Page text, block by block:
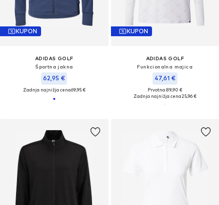
KUPON
ADIDAS GOLF
Športna jakna
62,95 €
Zadnja najnižja cena69,95 €
KUPON
ADIDAS GOLF
Funkcionalna majica
47,61 €
Prvotno: 89,90 €
Zadnja najnižja cena25,96 €